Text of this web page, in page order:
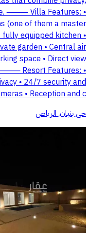
⸻ Villa Features: •
(one of them a master
equipped kitchen •
garden • Central air
space • Direct view
⸻ Resort Features: •
• 24/7 security and
• Reception and c
حي بنبان, الرياض